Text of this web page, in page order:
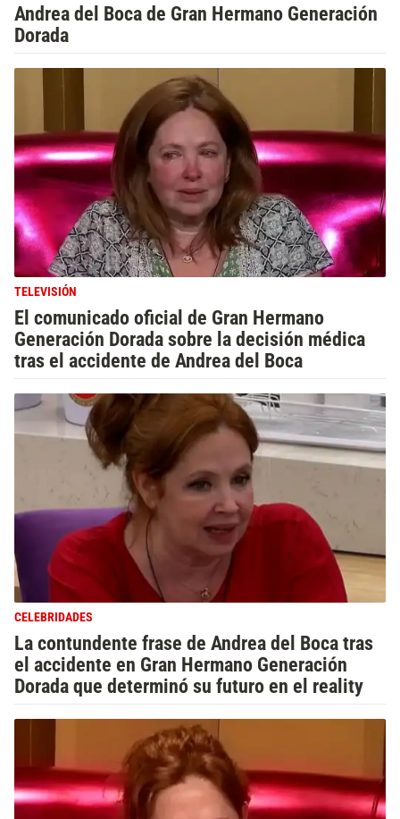
Andrea del Boca de Gran Hermano Generación
Dorada
TELEVISIÓN
El comunicado oficial de Gran Hermano
Generación Dorada sobre la decisión médica
tras el accidente de Andrea del Boca
CELEBRIDADES
La contundente frase de Andrea del Boca tras
el accidente en Gran Hermano Generación
Dorada que determinó su futuro en el reality